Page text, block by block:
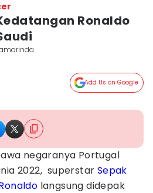
Ronaldo
Add Us on Google
negaranya Portugal
2022, superstar Sepak
langsung didepak